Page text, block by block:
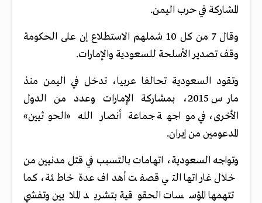
المشاركة في حرب اليمن.
وقال 7 من كل 10 شملهم الاستطلاع إن على الحكومة
وقف تصدير الأسلحة للسعودية والإمارات.
وتقود السعودية تحالفا عربيا، تدخل في اليمن منذ
مارس 2015، بمشاركة الإمارات وعدد من الدول
الأخرى، في مواجهة جماعة أنصار الله «الحوثيين»
المدعومين من إيران.
وتواجه السعودية، اتهامات بالتسبب في قتل مدنيين من
خلال غاراتها التي قصفت أهداف عدة خاطئة، كما
تتهمها المؤسسات الحقوقية بتشريد الملايين وتفشي